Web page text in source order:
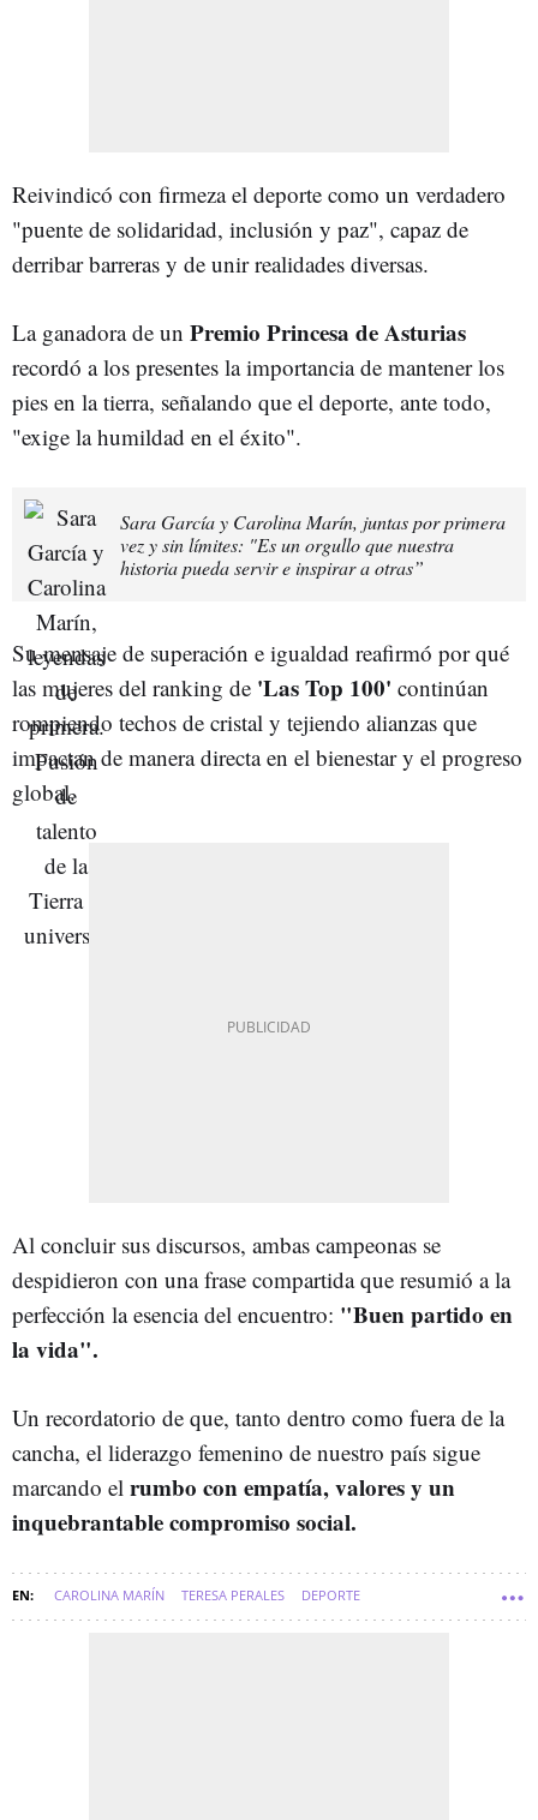
Reivindicó con firmeza el deporte como un verdadero
"puente de solidaridad, inclusión y paz", capaz de
derribar barreras y de unir realidades diversas.
La ganadora de un Premio Princesa de Asturias
recordó a los presentes la importancia de mantener los
pies en la tierra, señalando que el deporte, ante todo,
"exige la humildad en el éxito".
Sara García y Carolina Marín, juntas por primera
vez y sin límites: "Es un orgullo que nuestra
historia pueda servir e inspirar a otras”
Su mensaje de superación e igualdad reafirmó por qué
las mujeres del ranking de 'Las Top 100' continúan
rompiendo techos de cristal y tejiendo alianzas que
impactan de manera directa en el bienestar y el progreso
global.
Al concluir sus discursos, ambas campeonas se
despidieron con una frase compartida que resumió a la
perfección la esencia del encuentro: "Buen partido en
la vida".
Un recordatorio de que, tanto dentro como fuera de la
cancha, el liderazgo femenino de nuestro país sigue
marcando el rumbo con empatía, valores y un
inquebrantable compromiso social.
CAROLINA MARÍN TERESA PERALES DEPORTE